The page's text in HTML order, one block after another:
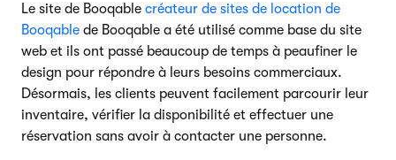
Le site de Booqable créateur de sites de location de
Booqable de Booqable a été utilisé comme base du site
web et ils ont passé beaucoup de temps à peaufiner le
design pour répondre à leurs besoins commerciaux.
Désormais, les clients peuvent facilement parcourir leur
inventaire, vérifier la disponibilité et effectuer une
réservation sans avoir à contacter une personne.